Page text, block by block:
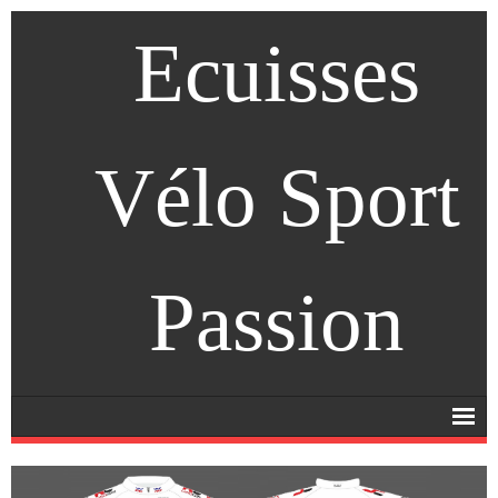
Ecuisses
Vélo Sport
Passion